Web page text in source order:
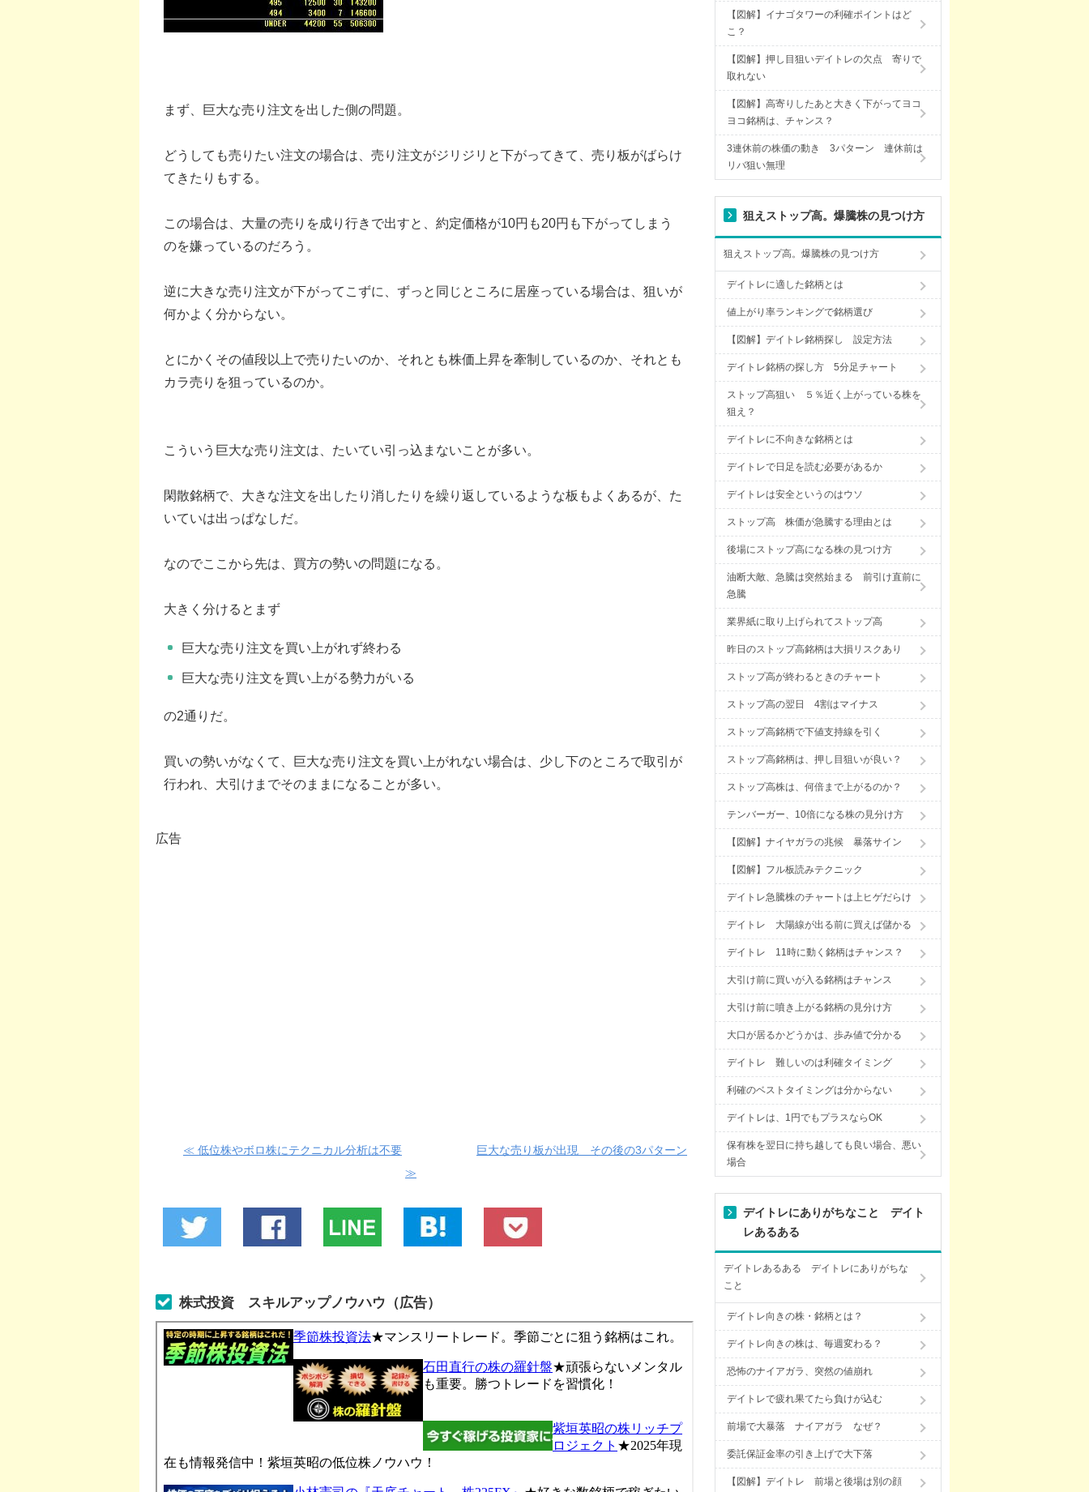
まず、巨大な売り注文を出した側の問題。
どうしても売りたい注文の場合は、売り注文がジリジリと下がってきて、売り板がばらけ
てきたりもする。
この場合は、大量の売りを成り行きで出すと、約定価格が10円も20円も下がってしまう
のを嫌っているのだろう。
逆に大きな売り注文が下がってこずに、ずっと同じところに居座っている場合は、狙いが
何かよく分からない。
とにかくその値段以上で売りたいのか、それとも株価上昇を牽制しているのか、それとも
カラ売りを狙っているのか。
こういう巨大な売り注文は、たいてい引っ込まないことが多い。
閑散銘柄で、大きな注文を出したり消したりを繰り返しているような板もよくあるが、た
いていは出っぱなしだ。
なのでここから先は、買方の勢いの問題になる。
大きく分けるとまず
巨大な売り注文を買い上がれず終わる
巨大な売り注文を買い上がる勢力がいる
の2通りだ。
買いの勢いがなくて、巨大な売り注文を買い上がれない場合は、少し下のところで取引が
行われ、大引けまでそのままになることが多い。
広告
≪ 低位株やボロ株にテクニカル分析は不要
巨大な売り板が出現 その後の3パターン
≫
株式投資 スキルアップノウハウ（広告）
【図解】イナゴタワーの利確ポイントはど
こ？
【図解】押し目狙いデイトレの欠点 寄りで
取れない
【図解】高寄りしたあと大きく下がってヨコ
ヨコ銘柄は、チャンス？
3連休前の株価の動き 3パターン 連休前は
リバ狙い無理
狙えストップ高。爆騰株の見つけ方
狙えストップ高。爆騰株の見つけ方
デイトレに適した銘柄とは
値上がり率ランキングで銘柄選び
【図解】デイトレ銘柄探し 設定方法
デイトレ銘柄の探し方 5分足チャート
ストップ高狙い ５％近く上がっている株を
狙え？
デイトレに不向きな銘柄とは
デイトレで日足を読む必要があるか
デイトレは安全というのはウソ
ストップ高 株価が急騰する理由とは
後場にストップ高になる株の見つけ方
油断大敵、急騰は突然始まる 前引け直前に
急騰
業界紙に取り上げられてストップ高
昨日のストップ高銘柄は大損リスクあり
ストップ高が終わるときのチャート
ストップ高の翌日 4割はマイナス
ストップ高銘柄で下値支持線を引く
ストップ高銘柄は、押し目狙いが良い？
ストップ高株は、何倍まで上がるのか？
テンバーガー、10倍になる株の見分け方
【図解】ナイヤガラの兆候 暴落サイン
【図解】フル板読みテクニック
デイトレ急騰株のチャートは上ヒゲだらけ
デイトレ 大陽線が出る前に買えば儲かる
デイトレ 11時に動く銘柄はチャンス？
大引け前に買いが入る銘柄はチャンス
大引け前に噴き上がる銘柄の見分け方
大口が居るかどうかは、歩み値で分かる
デイトレ 難しいのは利確タイミング
利確のベストタイミングは分からない
デイトレは、1円でもプラスならOK
保有株を翌日に持ち越しても良い場合、悪い
場合
デイトレにありがちなこと デイト
レあるある
デイトレあるある デイトレにありがちな
こと
デイトレ向きの株・銘柄とは？
デイトレ向きの株は、毎週変わる？
恐怖のナイアガラ、突然の値崩れ
デイトレで疲れ果てたら負けが込む
前場で大暴落 ナイアガラ なぜ？
委託保証金率の引き上げで大下落
【図解】デイトレ 前場と後場は別の顔